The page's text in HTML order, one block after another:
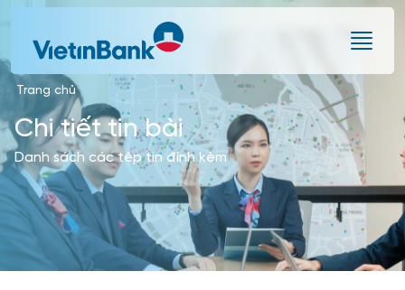
Trang chủ
Chi tiết tin bài
Danh sách các tệp tin đính kèm